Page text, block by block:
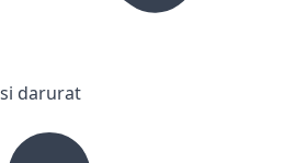
darurat